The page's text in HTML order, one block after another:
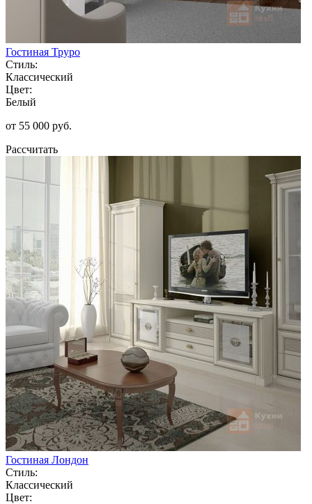
Гостиная Труро
Стиль:
Классический
Цвет:
Белый
от 55 000 руб.
Рассчитать
Гостиная Лондон
Стиль:
Классический
Цвет: